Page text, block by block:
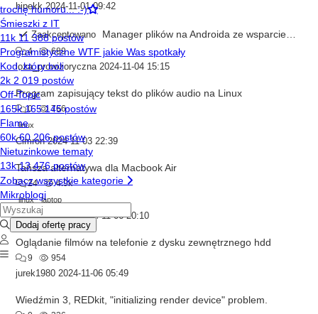
hipekk 2024-11-01 09:42
Zaakceptowano Manager plików na Androida ze wsparciem dla SMB
4 689
loza_prowizoryczna 2024-11-04 15:15
Program zapisujący tekst do plików audio na Linux
0
766
linux
Cimron 2024-11-03 22:39
Tańsza alternatywa dla Macbook Air
24
4.9k
linux
laptop
WhiteLightning 2024-11-06 20:10
Oglądanie filmów na telefonie z dysku zewnętrznego hdd
9 954
jurek1980 2024-11-06 05:49
Wiedźmin 3, REDkit, "initializing render device" problem.